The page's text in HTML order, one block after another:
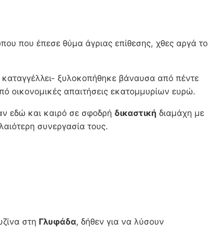
που έπεσε θύμα άγριας επίθεσης, χθες αργά το
καταγγέλλει- ξυλοκοπήθηκε βάναυσα από πέντε
οικονομικές απαιτήσεις εκατομμυρίων ευρώ.
εδώ και καιρό σε σφοδρή δικαστική διαμάχη με
συνεργασία τους.
στη Γλυφάδα, δήθεν για να λύσουν